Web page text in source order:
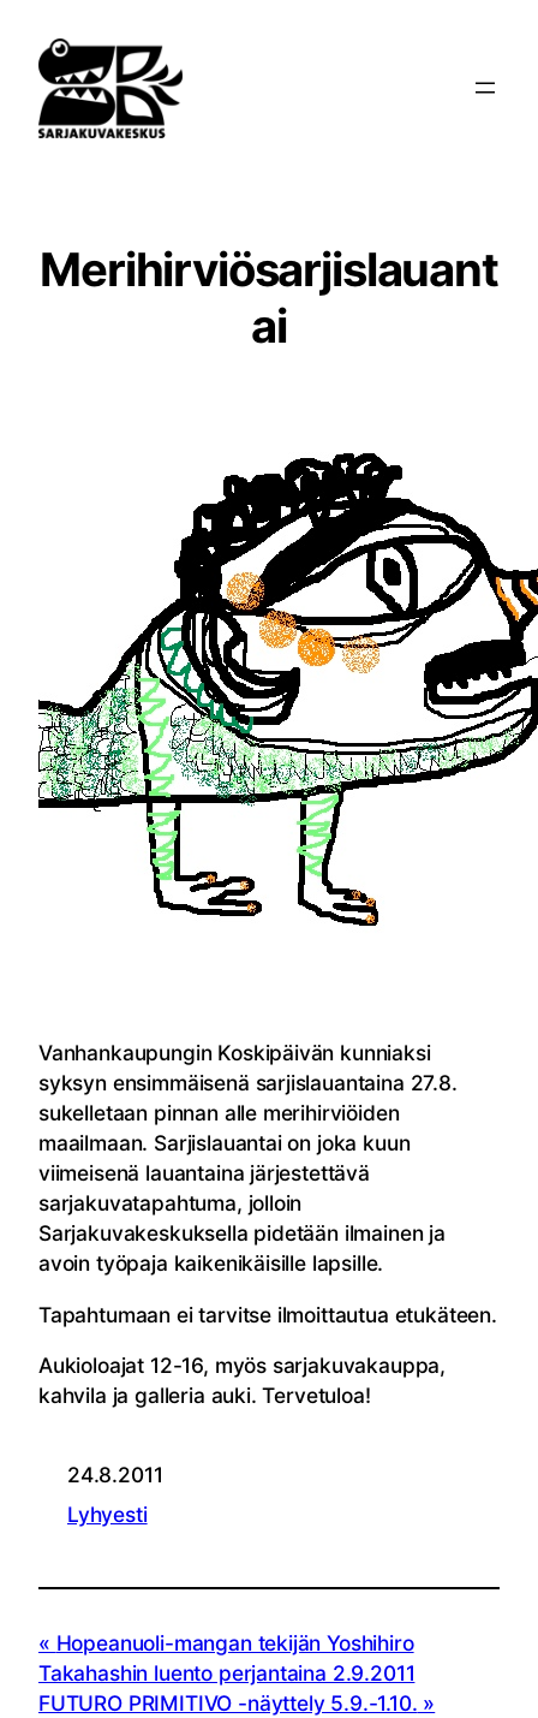
sisältöön
Merihirviösarjislauant
ai
Vanhankaupungin Koskipäivän kunniaksi
syksyn ensimmäisenä sarjislauantaina 27.8.
sukelletaan pinnan alle merihirviöiden
maailmaan. Sarjislauantai on joka kuun
viimeisenä lauantaina järjestettävä
sarjakuvatapahtuma, jolloin
Sarjakuvakeskuksella pidetään ilmainen ja
avoin työpaja kaikenikäisille lapsille.
Tapahtumaan ei tarvitse ilmoittautua etukäteen.
Aukioloajat 12-16, myös sarjakuvakauppa,
kahvila ja galleria auki. Tervetuloa!
24.8.2011
Lyhyesti
Hopeanuoli-mangan tekijän Yoshihiro
Takahashin luento perjantaina 2.9.2011
FUTURO PRIMITIVO -näyttely 5.9.-1.10.